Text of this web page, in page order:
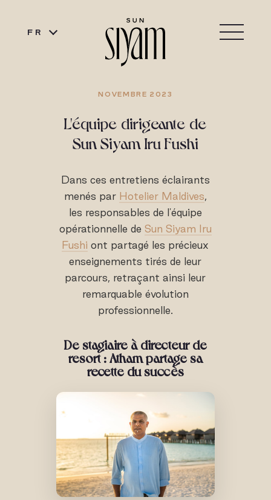
FR
NOVEMBRE 2023
L'équipe dirigeante de
Sun Siyam Iru Fushi
Dans ces entretiens éclairants
menés par Hotelier Maldives,
les responsables de l'équipe
opérationnelle de Sun Siyam Iru
Fushi ont partagé les précieux
enseignements tirés de leur
parcours, retraçant ainsi leur
remarquable évolution
professionnelle.
De stagiaire à directeur de
resort : Atham partage sa
recette du succès